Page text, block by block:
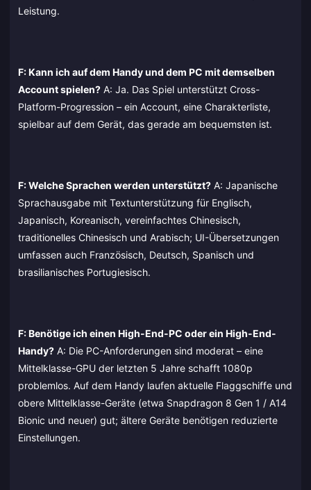
Leistung.
F: Kann ich auf dem Handy und dem PC mit demselben
Account spielen? A: Ja. Das Spiel unterstützt Cross-
Platform-Progression – ein Account, eine Charakterliste,
spielbar auf dem Gerät, das gerade am bequemsten ist.
F: Welche Sprachen werden unterstützt? A: Japanische
Sprachausgabe mit Textunterstützung für Englisch,
Japanisch, Koreanisch, vereinfachtes Chinesisch,
traditionelles Chinesisch und Arabisch; UI-Übersetzungen
umfassen auch Französisch, Deutsch, Spanisch und
brasilianisches Portugiesisch.
F: Benötige ich einen High-End-PC oder ein High-End-
Handy? A: Die PC-Anforderungen sind moderat – eine
Mittelklasse-GPU der letzten 5 Jahre schafft 1080p
problemlos. Auf dem Handy laufen aktuelle Flaggschiffe und
obere Mittelklasse-Geräte (etwa Snapdragon 8 Gen 1 / A14
Bionic und neuer) gut; ältere Geräte benötigen reduzierte
Einstellungen.